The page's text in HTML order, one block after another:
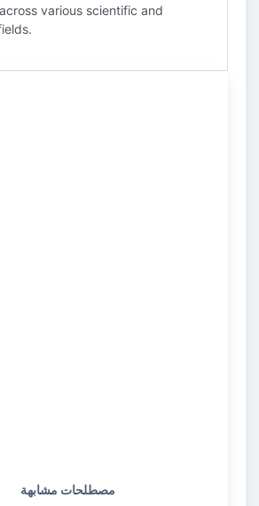
various scientific and
مصطلحات مشابهة